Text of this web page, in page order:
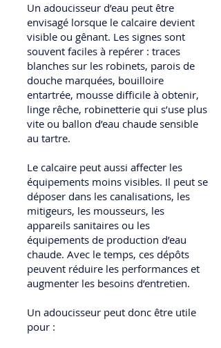
Un adoucisseur d’eau peut être
envisagé lorsque le calcaire devient
visible ou gênant. Les signes sont
souvent faciles à repérer : traces
blanches sur les robinets, parois de
douche marquées, bouilloire
entartrée, mousse difficile à obtenir,
linge rêche, robinetterie qui s’use plus
vite ou ballon d’eau chaude sensible
au tartre.
Le calcaire peut aussi affecter les
équipements moins visibles. Il peut se
déposer dans les canalisations, les
mitigeurs, les mousseurs, les
appareils sanitaires ou les
équipements de production d’eau
chaude. Avec le temps, ces dépôts
peuvent réduire les performances et
augmenter les besoins d’entretien.
Un adoucisseur peut donc être utile
pour :